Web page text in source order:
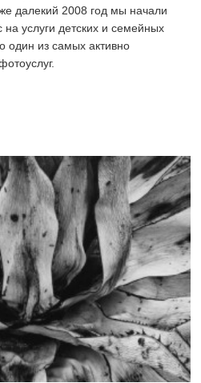
далекий 2008 год мы начали
услуги детских и семейных
один из самых активно